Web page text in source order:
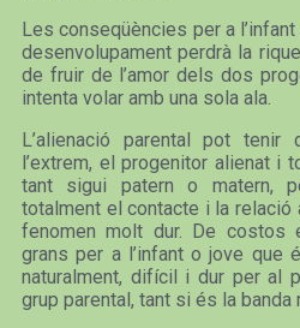
Les conseqüències per a
desenvolupament perdrà la
de fruir de l’amor dels dos
intenta volar amb una sola ala.
L’alienació parental pot tenir
l’extrem, el progenitor alienat i
tant sigui patern o matern,
totalment el contacte i la relació
fenomen molt dur. De costos
grans per a l’infant o jove que
naturalment, difícil i dur per al
grup parental, tant si és la banda